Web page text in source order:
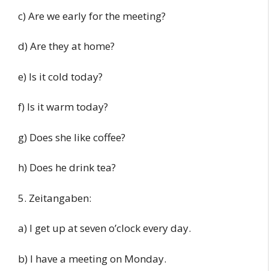
c) Are we early for the meeting?
d) Are they at home?
e) Is it cold today?
f) Is it warm today?
g) Does she like coffee?
h) Does he drink tea?
5. Zeitangaben:
a) I get up at seven o’clock every day.
b) I have a meeting on Monday.